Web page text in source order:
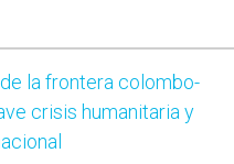
la frontera colombo-
crisis humanitaria y